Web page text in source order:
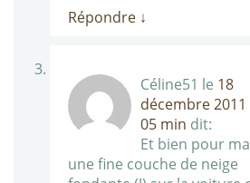
Répondre ↓
Céline51 le 18
décembre 2011
05 min dit:
Et bien pour
une fine couche de neige